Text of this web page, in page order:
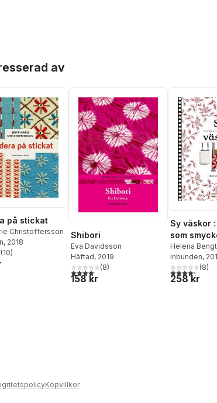
av
på stickat
Christoffersson
, 2018
stjärnor. Totalt antal röster:
(10)
Shibori
Eva Davidsson
Häftad, 2019
4,1utav 5 stjärnor. Totalt antal röster:
(8)
158 kr
Sy väskor
som
Helena
Inbunden,
4,3utav 5(8)
258 kr
Köpvillkor